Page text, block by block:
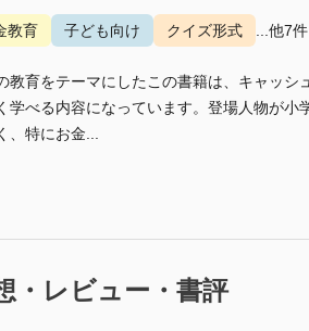
教育 子ども向け クイズ形式 ...他7件
教育をテーマにしたこの書籍は、キャッ
学べる内容になっています。登場人物が小
、特にお金...
・レビュー・書評